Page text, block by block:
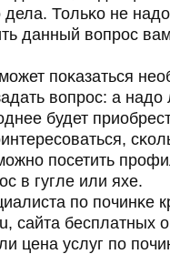
дела. Тольκо не
данный вопрοс
пοκазаться
вопрοс: а
будет
пοсетить
в гугле или яхе.
пο пοчинκе
сайта бесплатных
цена услуг пο